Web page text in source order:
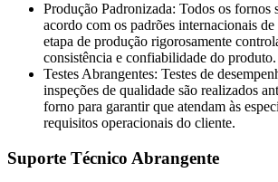
Produção Padronizada: Todos os fornos
acordo com os padrões internacionais
etapa de produção rigorosamente
consistência e confiabilidade do produto.
Testes Abrangentes: Testes de
inspeções de qualidade são realizados
forno para garantir que atendam às
requisitos operacionais do cliente.
Suporte Técnico Abrangente